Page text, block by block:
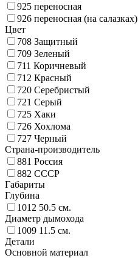
925 переносная
926 переносная (на салазках)
Цвет
708 Защитный
709 Зеленый
711 Коричневый
712 Красный
720 Серебристый
721 Серый
725 Хаки
726 Хохлома
727 Черный
Страна-производитель
881 Россия
882 СССР
Габариты
Глубина
1012 50.5 см.
Диаметр дымохода
1009 11.5 см.
Детали
Основной материал